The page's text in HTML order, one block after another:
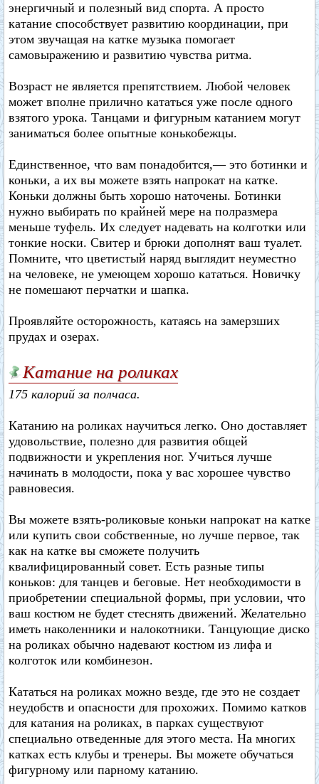
энергичный и полезный вид спорта. А просто
катание способствует развитию координации, при
этом звучащая на катке музыка помогает
самовыражению и развитию чувства ритма.
Возраст не является препятствием. Любой человек
может вполне прилично кататься уже после одного
взятого урока. Танцами и фигурным катанием могут
заниматься более опытные конькобежцы.
Единственное, что вам понадобится,— это ботинки и
коньки, а их вы можете взять напрокат на катке.
Коньки должны быть хорошо наточены. Ботинки
нужно выбирать по крайней мере на полразмера
меньше туфель. Их следует надевать на колготки или
тонкие носки. Свитер и брюки дополнят ваш туалет.
Помните, что цветистый наряд выглядит неуместно
на человеке, не умеющем хорошо кататься. Новичку
не помешают перчатки и шапка.
Проявляйте осторожность, катаясь на замерзших
прудах и озерах.
Катание на роликах
175 калорий за полчаса.
Катанию на роликах научиться легко. Оно доставляет
удовольствие, полезно для развития общей
подвижности и укрепления ног. Учиться лучше
начинать в молодости, пока у вас хорошее чувство
равновесия.
Вы можете взять-роликовые коньки напрокат на катке
или купить свои собственные, но лучше первое, так
как на катке вы сможете получить
квалифицированный совет. Есть разные типы
коньков: для танцев и беговые. Нет необходимости в
приобретении специальной формы, при условии, что
ваш костюм не будет стеснять движений. Желательно
иметь наколенники и налокотники. Танцующие диско
на роликах обычно надевают костюм из лифа и
колготок или комбинезон.
Кататься на роликах можно везде, где это не создает
неудобств и опасности для прохожих. Помимо катков
для катания на роликах, в парках существуют
специально отведенные для этого места. На многих
катках есть клубы и тренеры. Вы можете обучаться
фигурному или парному катанию.